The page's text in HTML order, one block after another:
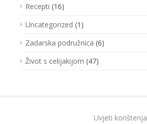
Recepti (16)
Uncategorized (1)
Zadarska podružnica (6)
Život s celijakijom (47)
Uvjeti korištenja